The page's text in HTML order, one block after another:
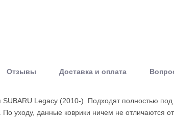
Отзывы Доставка и оплата
SUBARU Legacy (2010-) Подходят полностью
уходу, данные коврики ничем не отличаются